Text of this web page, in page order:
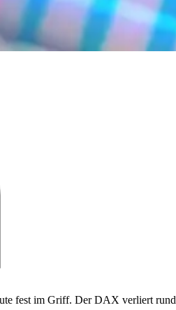
fest im Griff. Der DAX verliert rund